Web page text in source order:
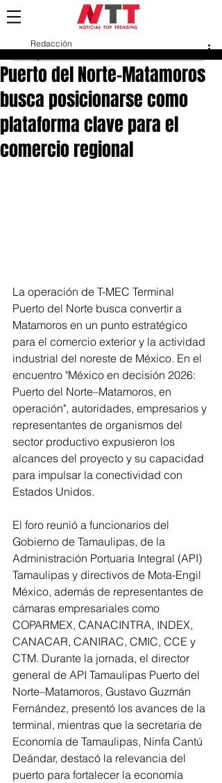
Puerto del Norte–Matamoros
busca posicionarse como
plataforma clave para el
comercio regional
Redacción
La operación de T-MEC Terminal
Puerto del Norte busca convertir a
Matamoros en un punto estratégico
para el comercio exterior y la actividad
industrial del noreste de México. En el
encuentro "México en decisión 2026:
Puerto del Norte–Matamoros, en
operación", autoridades, empresarios y
representantes de organismos del
sector productivo expusieron los
alcances del proyecto y su capacidad
para impulsar la conectividad con
Estados Unidos.
El foro reunió a funcionarios del
Gobierno de Tamaulipas, de la
Administración Portuaria Integral (API)
Tamaulipas y directivos de Mota-Engil
México, además de representantes de
cámaras empresariales como
COPARMEX, CANACINTRA, INDEX,
CANACAR, CANIRAC, CMIC, CCE y
CTM. Durante la jornada, el director
general de API Tamaulipas Puerto del
Norte–Matamoros, Gustavo Guzmán
Fernández, presentó los avances de la
terminal, mientras que la secretaria de
Economía de Tamaulipas, Ninfa Cantú
Deándar, destacó la relevancia del
puerto para fortalecer la economía